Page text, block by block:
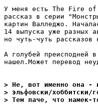
У меня есть The Fire of
рассказ в серии
картин Валледжо.
14 выпуска уже разных
но чуть-чуть рассказов
А голубей преисподней
нашел.Может перевод
> Не, вот именно она -
> эльфовски/
> Тем паче, что намек-